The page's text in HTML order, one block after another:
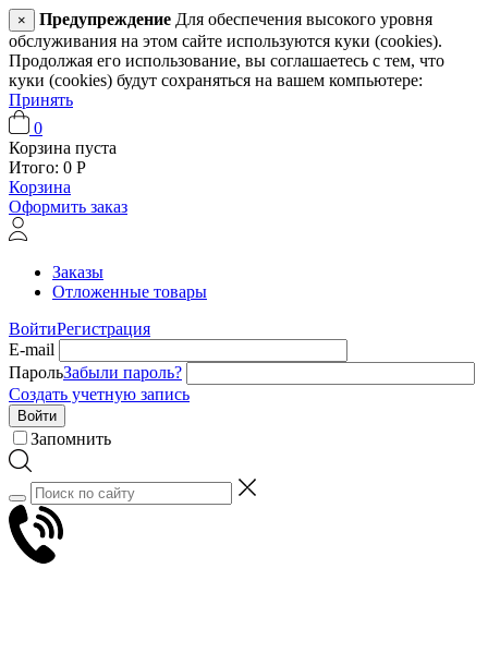
× Предупреждение Для обеспечения высокого уровня
обслуживания на этом сайте используются куки (cookies).
Продолжая его использование, вы соглашаетесь с тем, что
куки (cookies) будут сохраняться на вашем компьютере:
Принять
0
Корзина пуста
Итого: 0 Р
Корзина
Оформить заказ
Заказы
Отложенные товары
ВойтиРегистрация
E-mail
ПарольЗабыли пароль?
Создать учетную запись
Войти
Запомнить